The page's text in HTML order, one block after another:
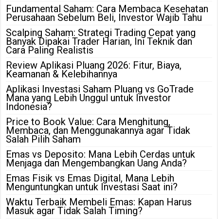
Fundamental Saham: Cara Membaca Kesehatan
Perusahaan Sebelum Beli, Investor Wajib Tahu
Scalping Saham: Strategi Trading Cepat yang
Banyak Dipakai Trader Harian, Ini Teknik dan
Cara Paling Realistis
Review Aplikasi Pluang 2026: Fitur, Biaya,
Keamanan & Kelebihannya
Aplikasi Investasi Saham Pluang vs GoTrade
Mana yang Lebih Unggul untuk Investor
Indonesia?
Price to Book Value: Cara Menghitung,
Membaca, dan Menggunakannya agar Tidak
Salah Pilih Saham
Emas vs Deposito: Mana Lebih Cerdas untuk
Menjaga dan Mengembangkan Uang Anda?
Emas Fisik vs Emas Digital, Mana Lebih
Menguntungkan untuk Investasi Saat ini?
Waktu Terbaik Membeli Emas: Kapan Harus
Masuk agar Tidak Salah Timing?